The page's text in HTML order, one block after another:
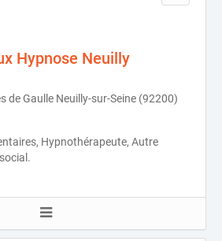
Hypnose Neuilly
de Gaulle Neuilly-sur-Seine (92200)
Hypnothérapeute, Autre